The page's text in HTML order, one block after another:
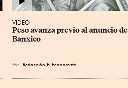
VIDEO
Peso avanza previo al anuncio de
Banxico
Por Redacción El Economista